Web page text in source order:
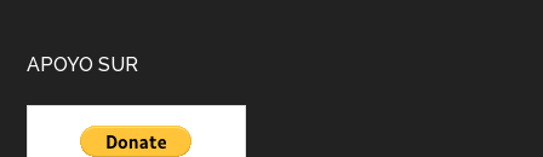
APOYO SUR